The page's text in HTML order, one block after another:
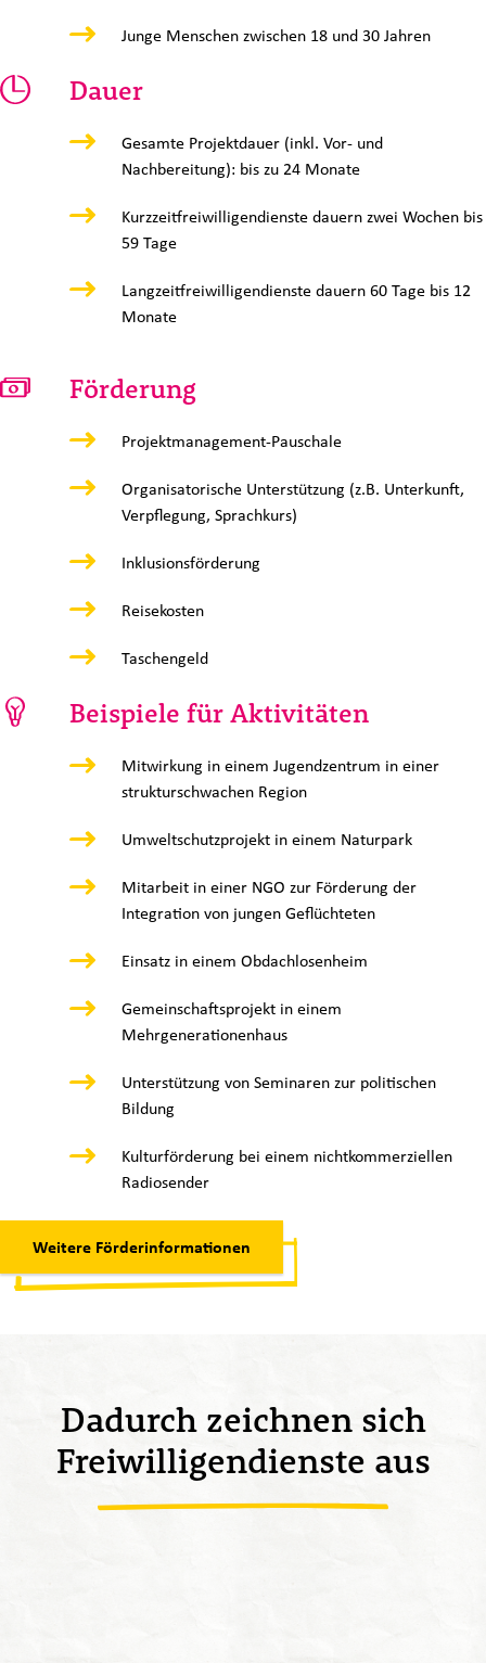
Junge Menschen zwischen 18 und 30 Jahren
Dauer
Gesamte Projektdauer (inkl. Vor- und
Nachbereitung): bis zu 24 Monate
Kurzzeitfreiwilligendienste dauern zwei Wochen bis
59 Tage
Langzeitfreiwilligendienste dauern 60 Tage bis 12
Monate
Förderung
Projektmanagement-Pauschale
Organisatorische Unterstützung (z.B. Unterkunft,
Verpflegung, Sprachkurs)
Inklusionsförderung
Reisekosten
Taschengeld
Beispiele für Aktivitäten
Mitwirkung in einem Jugendzentrum in einer
strukturschwachen Region
Umweltschutzprojekt in einem Naturpark
Mitarbeit in einer NGO zur Förderung der
Integration von jungen Geflüchteten
Einsatz in einem Obdachlosenheim
Gemeinschaftsprojekt in einem
Mehrgenerationenhaus
Unterstützung von Seminaren zur politischen
Bildung
Kulturförderung bei einem nichtkommerziellen
Radiosender
Weitere Förderinformationen
Dadurch zeichnen sich
Freiwilligendienste aus